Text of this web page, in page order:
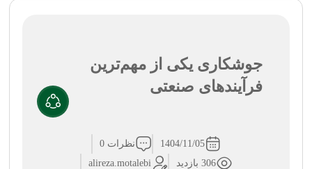
جوشکاری یکی از مهم‌ترین
فرآیندهای صنعتی
1404/11/05
نظرات 0
306 بازدید
alireza.motalebi